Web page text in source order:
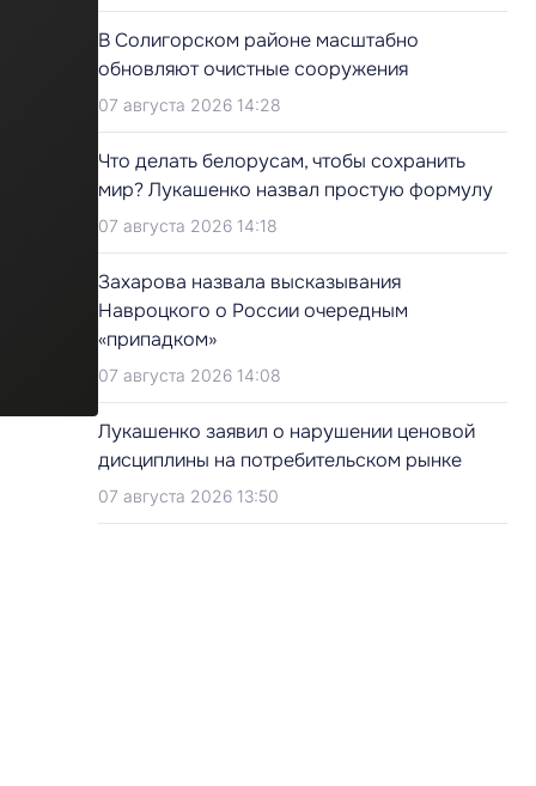
В Солигорском районе масштабно
обновляют очистные сооружения
07 августа 2026 14:28
Что делать белорусам, чтобы сохранить
мир? Лукашенко назвал простую формулу
07 августа 2026 14:18
Захарова назвала высказывания
Навроцкого о России очередным
«припадком»
07 августа 2026 14:08
Лукашенко заявил о нарушении ценовой
дисциплины на потребительском рынке
07 августа 2026 13:50